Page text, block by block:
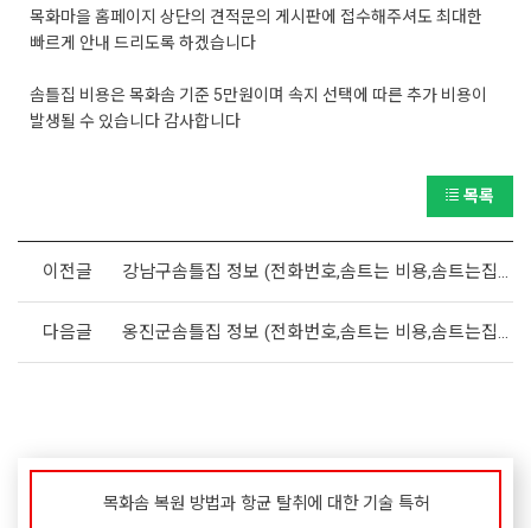
목화마을 홈페이지 상단의 견적문의 게시판에 접수해주셔도 최대한
빠르게 안내 드리도록 하겠습니다
솜틀집 비용은 목화솜 기준 5만원이며 속지 선택에 따른 추가 비용이
발생될 수 있습니다 감사합니다
목록
이전글 강남구솜틀집 정보 (전화번호,솜트는 비용,솜트는집 위치)
다음글 옹진군솜틀집 정보 (전화번호,솜트는 비용,솜트는집 위치)
목화솜 복원 방법과 항균 탈취에 대한 기술 특허